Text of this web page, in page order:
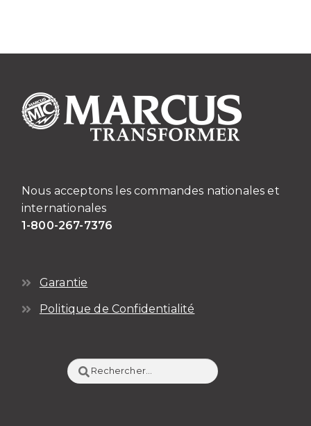
Nous acceptons les commandes nationales et
internationales
1-800-267-7376
Garantie
Politique de Confidentialité
Rechercher :